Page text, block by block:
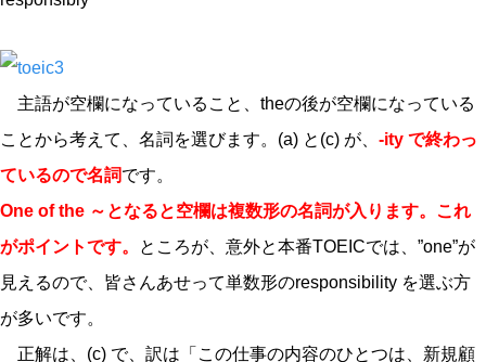
主語が空欄になっていること、theの後が空欄になっている
ことから考えて、名詞を選びます。(a) と(c) が、 -ity で終わっ
ているので名詞です。
One of the ～となると空欄は複数形の名詞が入ります。これ
がポイントです。
ところが、意外と本番TOEICでは、”one”が
見えるので、皆さんあせって単数形のresponsibility を選ぶ方
が多いです。
正解は、(c) で、訳は「この仕事の内容のひとつは、新規顧